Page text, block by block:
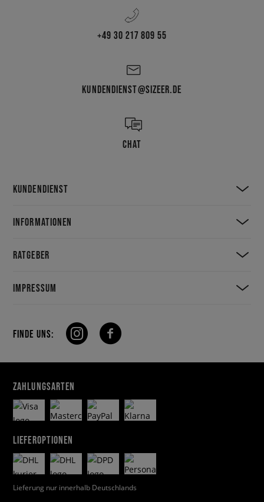
+49 30 217 809 55
KUNDENDIENST@SIZEER.DE
CHAT
KUNDENDIENST
INFORMATIONEN
RATGEBER
IMPRESSUM
FINDE UNS:
ZAHLUNGSARTEN
LIEFEROPTIONEN
Lieferung nur innerhalb Deutschlands